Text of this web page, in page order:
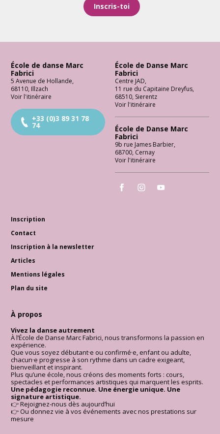
Inscris-toi
École de danse Marc
Fabrici
5 Avenue de Hollande,
68110, Illzach
Voir l'itinéraire
+33 (0)3 89 31 78
74
École de Danse Marc
Fabrici
Centre JAD,
11 rue du Capitaine Dreyfus,
68510, Sierentz
Voir l'itinéraire
École de Danse Marc
Fabrici
9b rue James Barbier,
68700, Cernay
Voir l'itinéraire
École de Danse Marc Fabrici
École de Danse Marc Fabrici
École de Danse
Inscription
Contact
Inscription à la newsletter
Articles
Mentions légales
Plan du site
À propos
Vivez la danse autrement
À l’École de Danse Marc Fabrici, nous transformons la passion en
expérience.
Que vous soyez débutant·e ou confirmé·e, enfant ou adulte,
chacun·e progresse à son rythme dans un cadre exigeant,
bienveillant et inspirant.
Plus qu’une école, nous créons des moments forts : cours,
spectacles et performances artistiques qui marquent les esprits.
Une pédagogie reconnue. Une énergie unique. Une
signature artistique.
👉 Rejoignez-nous dès aujourd’hui
👉 Ou donnez vie à vos événements avec nos prestations sur
mesure